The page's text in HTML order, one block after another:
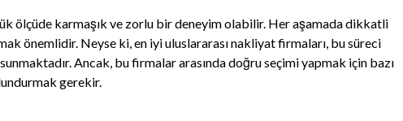
ölçüde karmaşık ve zorlu bir deneyim olabilir. Her aşamada dikkatli
önemlidir. Neyse ki, en iyi uluslararası nakliyat firmaları, bu süreci
Ancak, bu firmalar arasında doğru seçimi yapmak için bazı
gerekir.